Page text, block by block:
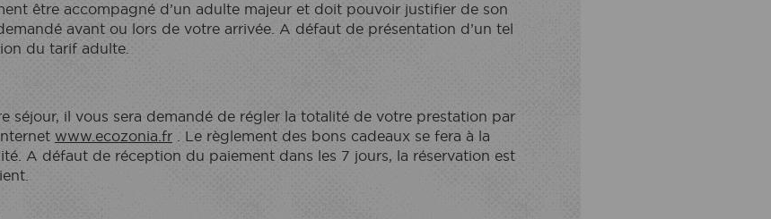
être accompagné d’un adulte majeur et doit pouvoir justifier de son
avant ou lors de votre arrivée. A défaut de présentation d’un tel
du tarif adulte.
séjour, il vous sera demandé de régler la totalité de votre prestation par
www.ecozonia.fr . Le règlement des bons cadeaux se fera à la
A défaut de réception du paiement dans les 7 jours, la réservation est